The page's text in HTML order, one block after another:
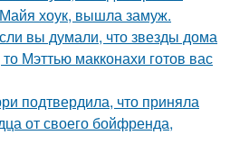
хоук, вышла замуж.
вы думали, что звезды дома
Мэттью макконахи готов вас
подтвердила, что приняла
от своего бойфренда,